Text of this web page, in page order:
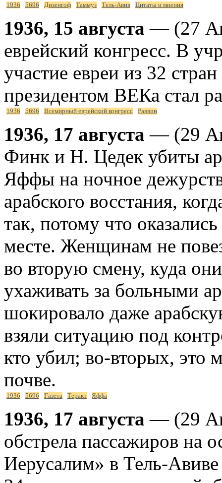
1936 5696 Дизенгоф Таммуз Тель-Авив Цитаты и мнения
1936, 15 августа — (27
еврейский конгресс. В
участие евреи из 32
президентом ВЕКа стал
1936 5696 Всемирный еврейский конгресс Раввин
1936, 17 августа — (29
Финк и Н. Цедек убиты
Яффы на ночное
арабского восстания,
так, потому что
месте. Женщинам не
во вторую смену, куда
ухаживать за больными
шокировало даже
взяли ситуацию под
кто убил; во-вторых, это
почве.
1936 5696 Газета Теракт Яффа
1936, 17 августа — (29
обстрела пассажиров на
Иерусалим» в Тель-